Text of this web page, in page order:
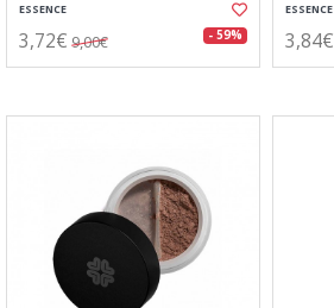
ESSENCE
3,72€ 9,00€ - 59%
ESSENCE
3,84€